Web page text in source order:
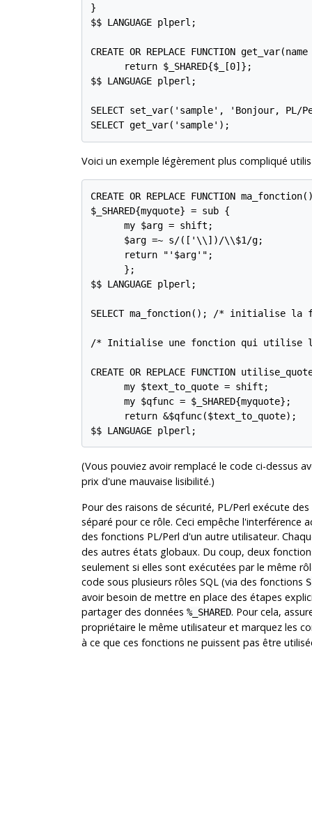
}
$$ LANGUAGE plperl;
CREATE OR REPLACE FUNCTION
      return $_SHARED{$_[0]};
$$ LANGUAGE plperl;
SELECT set_var('sample', 'Bonjour, PL/
SELECT get_var('sample');
Voici un exemple légèrement plus compliqué
CREATE OR REPLACE FUNCTION
$_SHARED{myquote} = sub {
      my $arg = shift;
      $arg =~ s/(['\\])/\\$1/g;
      return "'$arg'";
      };
$$ LANGUAGE plperl;
SELECT ma_fonction(); /* initialise la
/* Initialise une fonction qui utilise
CREATE OR REPLACE FUNCTION
      my $text_to_quote = shift;
      my $qfunc = $_SHARED{myquote};
      return &$qfunc($text_to_quote);
$$ LANGUAGE plperl;
(Vous pouviez avoir remplacé le code ci-dessus
prix d'une mauvaise lisibilité.)
Pour des raisons de sécurité, PL/Perl exécute
séparé pour ce rôle. Ceci empêche l'interférence
des fonctions PL/Perl d'un autre utilisateur.
des autres états globaux. Du coup, deux
seulement si elles sont exécutées par le même
code sous plusieurs rôles SQL (via des fonctions
avoir besoin de mettre en place des étapes
partager des données %_SHARED. Pour cela,
propriétaire le même utilisateur et marquez les
à ce que ces fonctions ne puissent pas être